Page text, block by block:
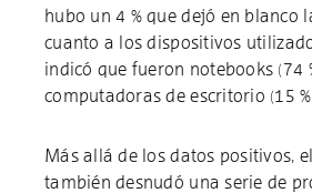
hubo un 4 % que dejó en blanco
cuanto a los dispositivos
indicó que fueron notebooks (74
computadoras de escritorio (15
Más allá de los datos positivos,
también desnudó una serie de